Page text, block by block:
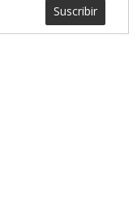
Suscribir